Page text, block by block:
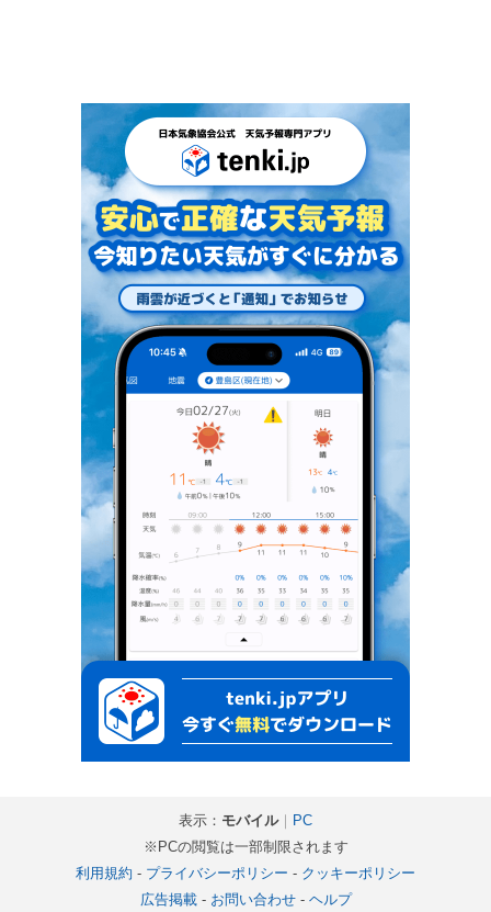
表示： モバイル｜ PC
※PCの閲覧は一部制限されます
利用規約 - プライバシーポリシー - クッキーポリシー
広告掲載- お問い合わせ- ヘルプ